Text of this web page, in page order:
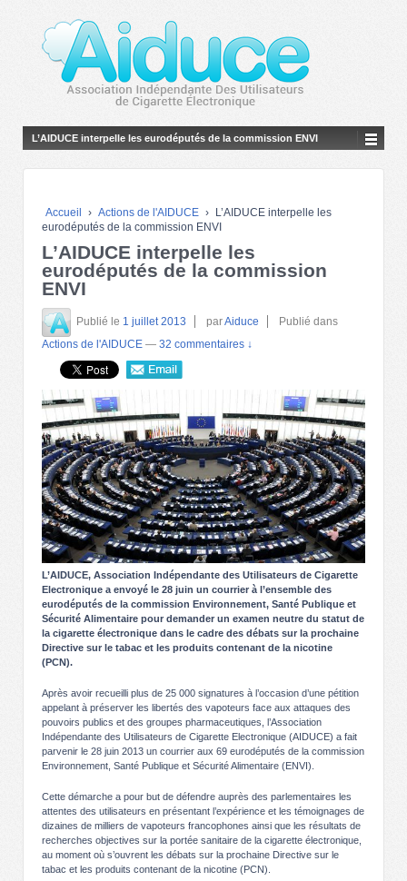
L’AIDUCE interpelle les eurodéputés de la commission ENVI
Accueil › Actions de l'AIDUCE ›
L’AIDUCE interpelle les
eurodéputés de la commission ENVI
L’AIDUCE interpelle les
eurodéputés de la commission
ENVI
Publié le 1 juillet 2013 parAiduce
Publié dans
Actions de l'AIDUCE — 32 commentaires ↓
L’AIDUCE, Association Indépendante des Utilisateurs de Cigarette
Electronique a envoyé le 28 juin un courrier à l’ensemble des
eurodéputés de la commission Environnement, Santé Publique et
Sécurité Alimentaire pour demander un examen neutre du statut de
la cigarette électronique dans le cadre des débats sur la prochaine
Directive sur le tabac et les produits contenant de la nicotine
(PCN).
Après avoir recueilli plus de 25 000 signatures à l’occasion d’une pétition
appelant à préserver les libertés des vapoteurs face aux attaques des
pouvoirs publics et des groupes pharmaceutiques, l’Association
Indépendante des Utilisateurs de Cigarette Electronique (AIDUCE) a fait
parvenir le 28 juin 2013 un courrier aux 69 eurodéputés de la commission
Environnement, Santé Publique et Sécurité Alimentaire (ENVI).
Cette démarche a pour but de défendre auprès des parlementaires les
attentes des utilisateurs en présentant l’expérience et les témoignages de
dizaines de milliers de vapoteurs francophones ainsi que les résultats de
recherches objectives sur la portée sanitaire de la cigarette électronique,
au moment où s’ouvrent les débats sur la prochaine Directive sur le
tabac et les produits contenant de la nicotine (PCN).